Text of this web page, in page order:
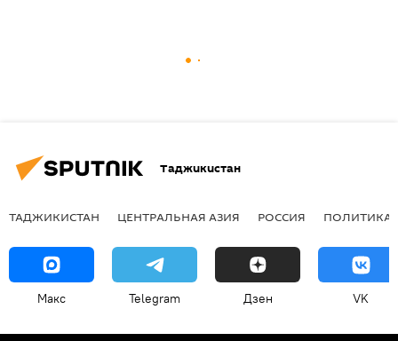
Таджикистан
ТАДЖИКИСТАН ЦЕНТРАЛЬНАЯ АЗИЯ РОССИЯ ПОЛИТИКА
Макс Telegram Дзен VK